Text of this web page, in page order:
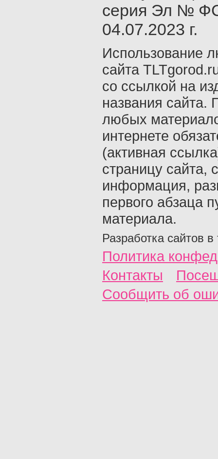
серия Эл №
04.07.2023 г.
Использование
сайта
со ссылкой на
названия сайта.
любых
интернете
(активная
страницу сайта,
информация,
первого абзаца
материала.
Разработка сайтов в
Политика
Контакты
Сообщить об